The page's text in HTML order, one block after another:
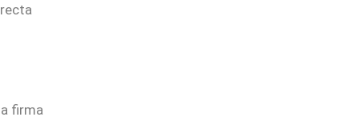
firma